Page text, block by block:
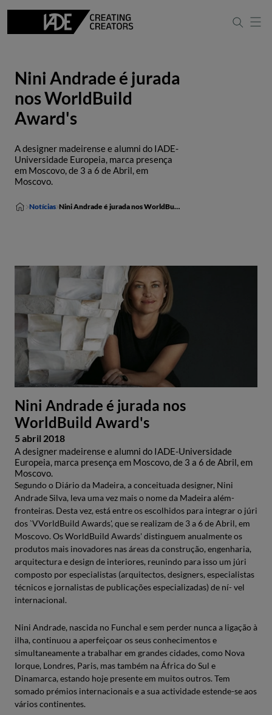
Nini Andrade é jurada
nos WorldBuild
Award's
A designer madeirense e alumni do IADE-
Universidade Europeia, marca presença
em Moscovo, de 3 a 6 de Abril, em
Moscovo.
Notícias Nini Andrade é jurada nos WorldBuild Award's
Nini Andrade é jurada nos
WorldBuild Award's
5 abril 2018
A designer madeirense e alumni do IADE-Universidade
Europeia, marca presença em Moscovo, de 3 a 6 de Abril, em
Moscovo.
Segundo o Diário da Madeira, a conceituada designer, Nini
Andrade Silva, leva uma vez mais o nome da Madeira além-
fronteiras. Desta vez, está entre os escolhidos para integrar o júri
dos `VVorldBuild Awards', que se realizam de 3 a 6 de Abril, em
Moscovo. Os WorldBuild Awards' distinguem anualmente os
produtos mais inovadores nas áreas da construção, engenharia,
arquitectura e design de interiores, reunindo para isso um júri
composto por especialistas (arquitectos, designers, especialistas
técnicos e jornalistas de publicações especializadas) de ní- vel
internacional.
Nini Andrade, nascida no Funchal e sem perder nunca a ligação à
ilha, continuou a aperfeiçoar os seus conhecimentos e
simultaneamente a trabalhar em grandes cidades, como Nova
Iorque, Londres, Paris, mas também na África do Sul e
Dinamarca, estando hoje presente em muitos outros. Tem
somado prémios internacionais e a sua actividade estende-se aos
vários continentes.